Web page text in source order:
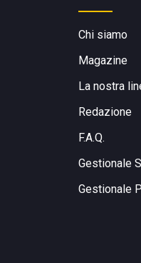
Chi siamo
Magazine
La nostra
Redazione
F.A.Q.
Gestionale
Gestionale